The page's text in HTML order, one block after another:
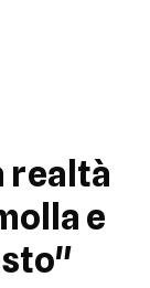
realtà
e